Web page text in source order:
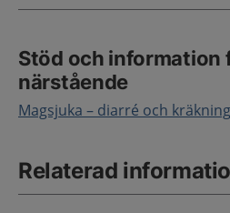
Stöd och information
närstående
Magsjuka – diarré och
Relaterad